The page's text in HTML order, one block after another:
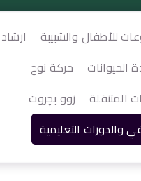
للأطفال والشبيبة
الحيوانات
حركة نوح
المتنقلة
زوو بچروت
والدورات التعليمية